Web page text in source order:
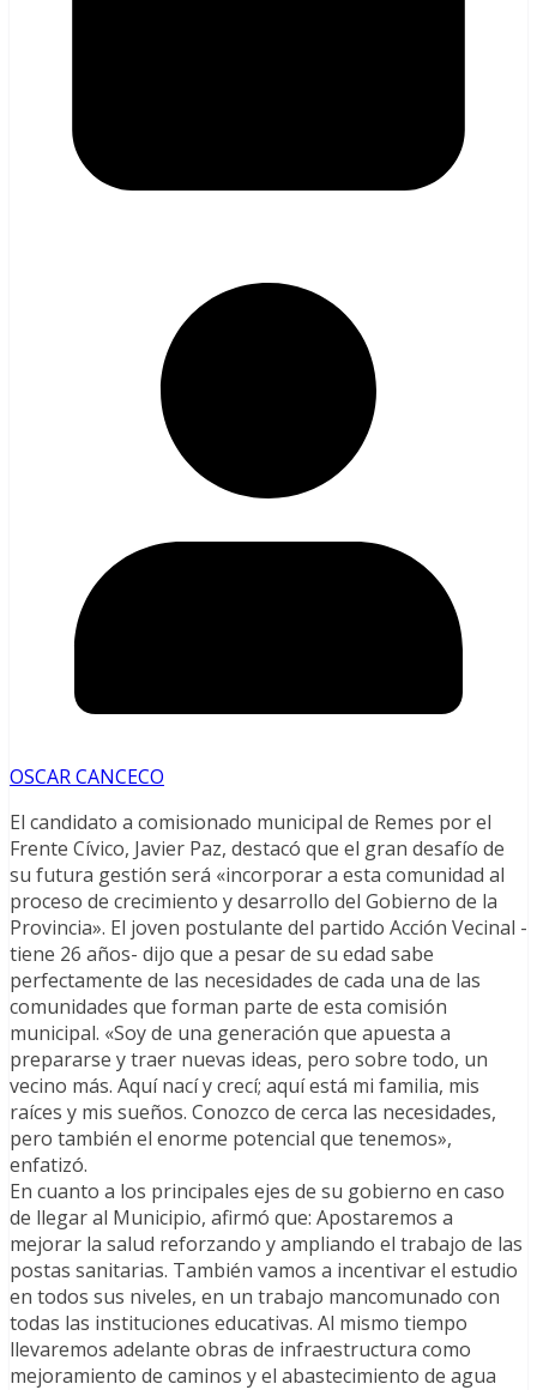
OSCAR CANCECO
El candidato a comisionado municipal de Remes por el
Frente Cívico, Javier Paz, destacó que el gran desafío de
su futura gestión será «incorporar a esta comunidad al
proceso de crecimiento y desarrollo del Gobierno de la
Provincia». El joven postulante del partido Acción Vecinal -
tiene 26 años- dijo que a pesar de su edad sabe
perfectamente de las necesidades de cada una de las
comunidades que forman parte de esta comisión
municipal. «Soy de una generación que apuesta a
prepararse y traer nuevas ideas, pero sobre todo, un
vecino más. Aquí nací y crecí; aquí está mi familia, mis
raíces y mis sueños. Conozco de cerca las necesidades,
pero también el enorme potencial que tenemos»,
enfatizó.
En cuanto a los principales ejes de su gobierno en caso
de llegar al Municipio, afirmó que: Apostaremos a
mejorar la salud reforzando y ampliando el trabajo de las
postas sanitarias. También vamos a incentivar el estudio
en todos sus niveles, en un trabajo mancomunado con
todas las instituciones educativas. Al mismo tiempo
llevaremos adelante obras de infraestructura como
mejoramiento de caminos y el abastecimiento de agua